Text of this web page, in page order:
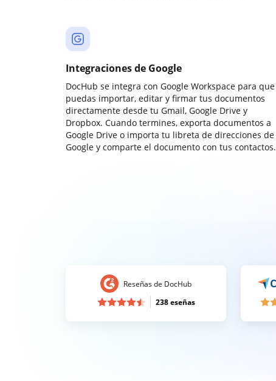
Integraciones de Google
DocHub se integra con Google Workspace para que
puedas importar, editar y firmar tus documentos
directamente desde tu Gmail, Google Drive y
Dropbox. Cuando termines, exporta documentos a
Google Drive o importa tu libreta de direcciones de
Google y comparte el documento con tus contactos.
Reseñas de DocHub
238 eseñas